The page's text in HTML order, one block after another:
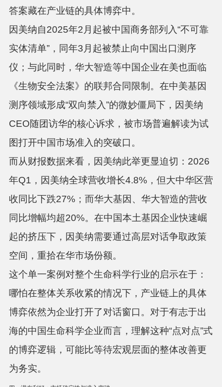
答案藏在产业链的具体博弈中。
因美纳自2025年2月起被中国商务部列入“不可靠
实体清单”，同年3月起被禁止向中国出口测序
仪；与此同时，华大智造等中国企业在美也面临
《生物安全法案》的联邦合同限制 。在中美基因
测序领域形成“双向禁入”的微妙僵局下，因美纳
CEO随团访华的核心诉求，被市场普遍解读为试
图打开中国市场准入的突破口 。
而从财报数据来看，因美纳此举更显迫切：2026
年Q1，因美纳全球营收增长4.8%，但大中华区营
收同比下跌27%；而华大基因、华大智造的营收
同比增幅均超20%。 在中国本土基因企业快速崛
起的挤压下，因美纳需要通过高层对话争取政策
空间，重拾在华市场份额。
这个单一案例对整个生命科学行业的启示在于：
哪怕在整体关系收紧的情况下，产业链上的具体
博弈依然为企业打开了对话窗口 。对于有志于出
海的中国生命科学企业而言，理解这种“点对点”式
的博弈逻辑，可能比等待宏观层面的整体改善更
为务实。